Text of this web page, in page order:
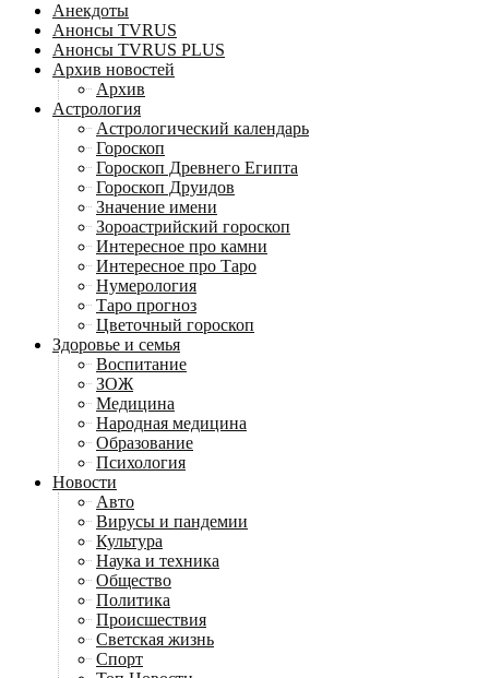
Анекдоты
Анонсы TVRUS
Анонсы TVRUS PLUS
Архив новостей
Архив
Астрология
Астрологический календарь
Гороскоп
Гороскоп Древнего Египта
Гороскоп Друидов
Значение имени
Зороастрийский гороскоп
Интересное про камни
Интересное про Таро
Нумерология
Таро прогноз
Цветочный гороскоп
Здоровье и семья
Воспитание
ЗОЖ
Медицина
Народная медицина
Образование
Психология
Новости
Авто
Вирусы и пандемии
Культура
Наука и техника
Общество
Политика
Происшествия
Светская жизнь
Спорт